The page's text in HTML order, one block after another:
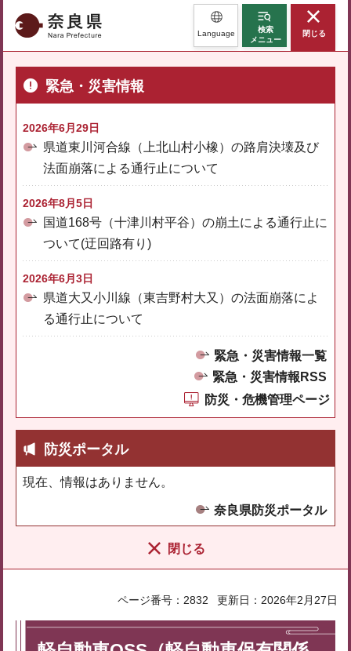
奈良県 Language
検索
メニュー
閉じる
緊急・災害情報
2026年6月29日
県道東川河合線（上北山村小橡）の路肩決壊及び
法面崩落による通行止について
2026年8月5日
国道168号（十津川村平谷）の崩土による通行止に
ついて(迂回路有り)
2026年6月3日
県道大又小川線（東吉野村大又）の法面崩落によ
る通行止について
緊急・災害情報一覧
緊急・災害情報RSS
防災・危機管理ページ
防災ポータル
現在、情報はありません。
奈良県防災ポータル
閉じる
ページ番号：2832 更新日：2026年2月27日